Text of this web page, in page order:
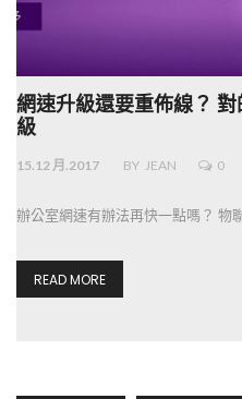
網速升級還要重佈線？
級
15.12 月.2017 BY JEAN 0
辦公室網速有辦法再快一點嗎？ 物
READ MORE